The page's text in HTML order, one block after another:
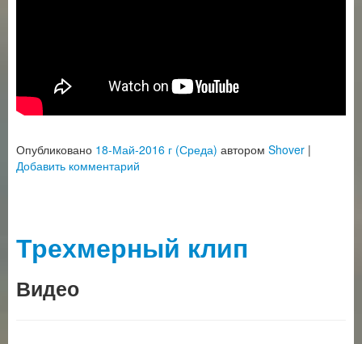
Опубликовано 18-Май-2016 г (Среда) автором Shover |
Добавить комментарий
Трехмерный клип
Видео